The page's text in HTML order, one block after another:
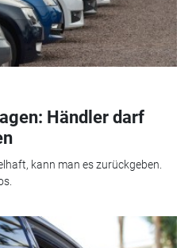
Händler darf
kann man es zurückgeben.